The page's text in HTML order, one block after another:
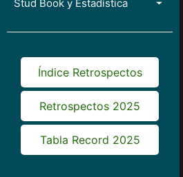
Stud Book y Estadística
Índice Retrospectos
Retrospectos 2025
Tabla Record 2025